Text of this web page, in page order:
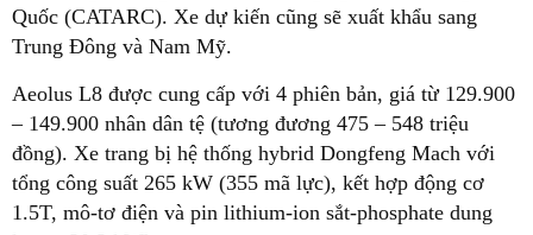
Quốc (CATARC). Xe dự kiến cũng sẽ xuất khẩu sang
Trung Đông và Nam Mỹ.
Aeolus L8 được cung cấp với 4 phiên bản, giá từ 129.900
– 149.900 nhân dân tệ (tương đương 475 – 548 triệu
đồng). Xe trang bị hệ thống hybrid Dongfeng Mach với
tổng công suất 265 kW (355 mã lực), kết hợp động cơ
1.5T, mô-tơ điện và pin lithium-ion sắt-phosphate dung